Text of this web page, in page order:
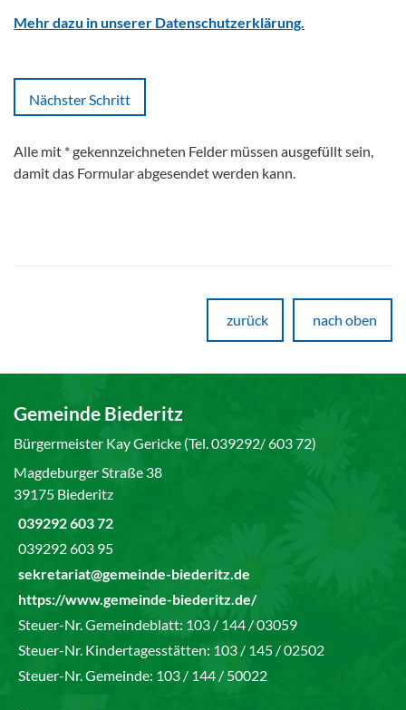
Mehr dazu in unserer Datenschutzerklärung.
Alle mit *gekennzeichneten Felder müssen ausgefüllt sein,
damit das Formular abgesendet werden kann.
zurück nach oben
Gemeinde Biederitz
Bürgermeister Kay Gericke (Tel. 039292/ 603 72)
Magdeburger Straße 38
39175 Biederitz
039292 603 72
039292 603 95
sekretariat@gemeinde-biederitz.de
https://www.gemeinde-biederitz.de/
Steuer-Nr. Gemeindeblatt: 103 / 144 / 03059
Steuer-Nr. Kindertagesstätten: 103 / 145 / 02502
Steuer-Nr. Gemeinde: 103 / 144 / 50022